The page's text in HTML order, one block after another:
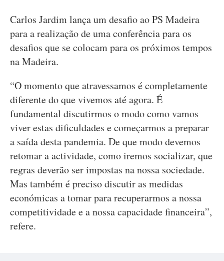
Carlos Jardim lança um desafio ao PS Madeira
para a realização de uma conferência para os
desafios que se colocam para os próximos tempos
na Madeira.
“O momento que atravessamos é completamente
diferente do que vivemos até agora. É
fundamental discutirmos o modo como vamos
viver estas dificuldades e começarmos a preparar
a saída desta pandemia. De que modo devemos
retomar a actividade, como iremos socializar, que
regras deverão ser impostas na nossa sociedade.
Mas também é preciso discutir as medidas
económicas a tomar para recuperarmos a nossa
competitividade e a nossa capacidade financeira”,
refere.